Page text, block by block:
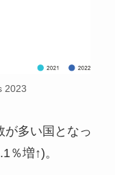
2023
が多い国となっ
％増↑)。